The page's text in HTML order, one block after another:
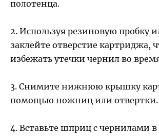
полотенца.
2. Используя резиновую пробку
заклейте отверстие картриджа,
избежать утечки чернил во
3. Снимите нижнюю крышку
помощью ножниц или отвертки.
4. Вставьте шприц с чернилами в